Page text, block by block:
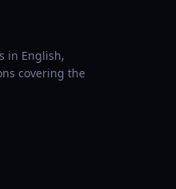
in English,
covering the